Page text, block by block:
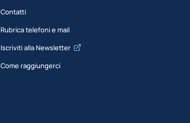
Contatti
Rubrica telefoni e mail
Iscriviti alla Newsletter
Come raggiungerci